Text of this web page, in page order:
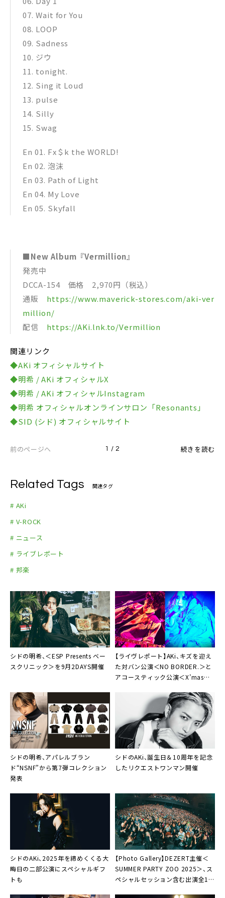
07​. Wait for You
08​. LOOP
09​. Sadness
10​. ジウ
11​. tonight​.
12​. Sing it Loud
13​. pulse
14​. Silly
15​. Swag
En 01​. Fx＄k the WORLD!
En 02​. 泡沫
En 03​. Path of Light
En 04​. My Love
En 05​. Skyfall
■New Album『Vermillion』
発売中
DCCA-154 価格 2,970円（税込）
通販 https://www.maverick-stores.com/aki-ver
million/
配信 https://AKi.lnk.to/Vermillion
関連リンク
◆AKi オフィシャルサイト
◆明希 / AKi オフィシャルX
◆明希 / AKi オフィシャルInstagram
◆明希 オフィシャルオンラインサロン「Resonants」
◆SID (シド) オフィシャルサイト
前のページへ 1 / 2 続きを読む
Related Tags 関連タグ
# AKi
# V-ROCK
# ニュース
# ライブレポート
# 邦楽
シドの明希、＜ESP Presents ベー
スクリニック＞を9月2DAYS開催
【ライヴレポート】AKi、キズを迎え
た対バン公演＜NO BORDER.＞と
アコースティック公演＜X’mas
シドの明希、アパレルブラン
ド“NSNF”から第7弾コレクション
発表
シドのAKi、誕生日＆10周年を記念
したリクエストワンマン開催
シドのAKi、2025年を締めくくる大
晦日の二部公演にスペシャルギフ
トも
【Photo Gallery】DEZERT主催＜
SUMMER PARTY ZOO 2025＞、ス
ペシャルセッション含む出演全13